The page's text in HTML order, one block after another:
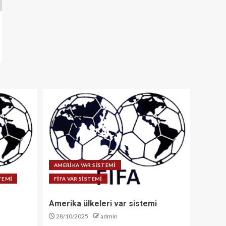
AMERİKA VAR SİSTEMİ
FİFA VAR SİSTEMİ
Amerika ülkeleri var sistemi
28/10/2025 admin